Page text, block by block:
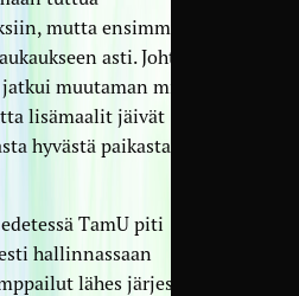
mutta ensimmäisellä
asti. Johtomaalin
muutaman minuutin
lisämaalit jäivät
hyvästä paikasta
TamU piti
hallinnassaan
lähes järjestäen.